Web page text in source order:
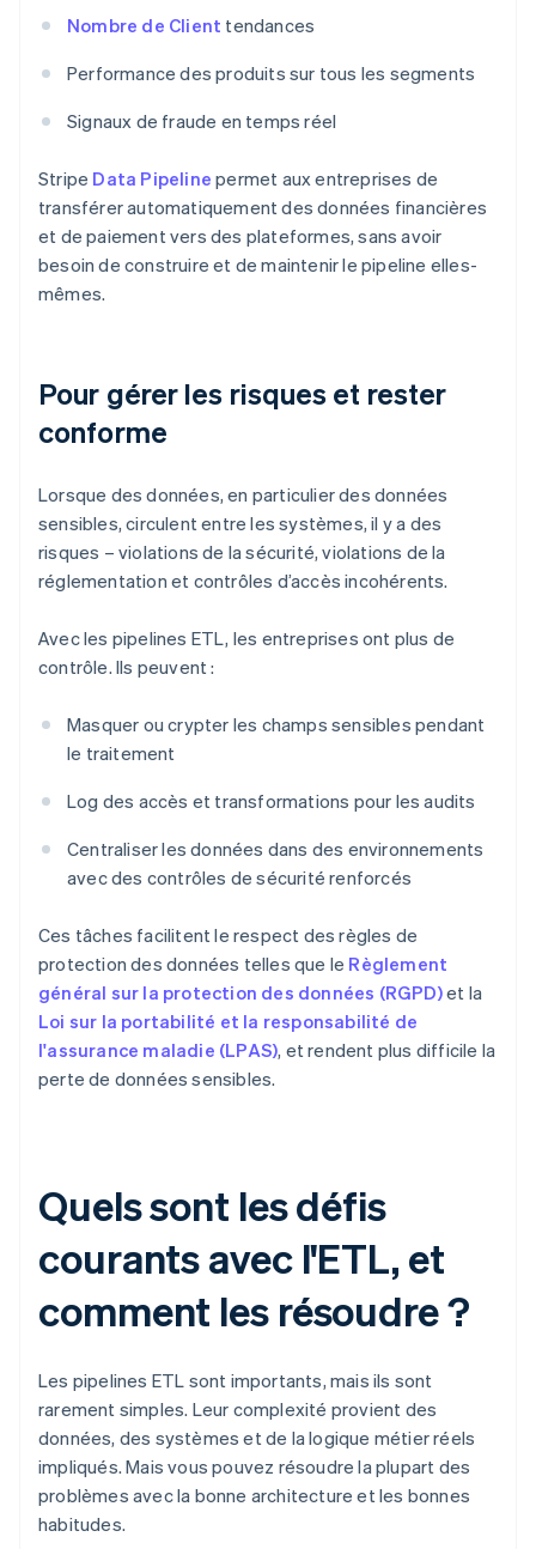
Nombre de Client tendances
Performance des produits sur tous les segments
Signaux de fraude en temps réel
Stripe Data Pipeline permet aux entreprises de
transférer automatiquement des données financières
et de paiement vers des plateformes, sans avoir
besoin de construire et de maintenir le pipeline elles-
mêmes.
Pour gérer les risques et rester
conforme
Lorsque des données, en particulier des données
sensibles, circulent entre les systèmes, il y a des
risques – violations de la sécurité, violations de la
réglementation et contrôles d’accès incohérents.
Avec les pipelines ETL, les entreprises ont plus de
contrôle. Ils peuvent :
Masquer ou crypter les champs sensibles pendant
le traitement
Log des accès et transformations pour les audits
Centraliser les données dans des environnements
avec des contrôles de sécurité renforcés
Ces tâches facilitent le respect des règles de
protection des données telles que le Règlement
général sur la protection des données (RGPD)et la
Loi sur la portabilité et la responsabilité de
l'assurance maladie (LPAS), et rendent plus difficile la
perte de données sensibles.
Quels sont les défis
courants avec l'ETL, et
comment les résoudre ?
Les pipelines ETL sont importants, mais ils sont
rarement simples. Leur complexité provient des
données, des systèmes et de la logique métier réels
impliqués. Mais vous pouvez résoudre la plupart des
problèmes avec la bonne architecture et les bonnes
habitudes.